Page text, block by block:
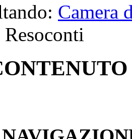
Camera